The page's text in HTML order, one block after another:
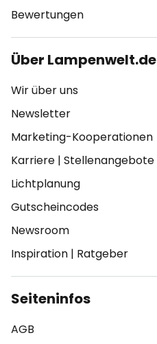
Bewertungen
Über Lampenwelt.de
Wir über uns
Newsletter
Marketing-Kooperationen
Karriere | Stellenangebote
Lichtplanung
Gutscheincodes
Newsroom
Inspiration | Ratgeber
Seiteninfos
AGB